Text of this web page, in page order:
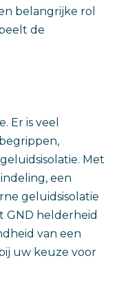
belangrijke rol
de
Er is veel
Met
een
geluidsisolatie
GND helderheid
van een
uw keuze voor